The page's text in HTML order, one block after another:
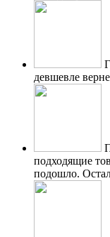
девшевле
подходящие
подошло.